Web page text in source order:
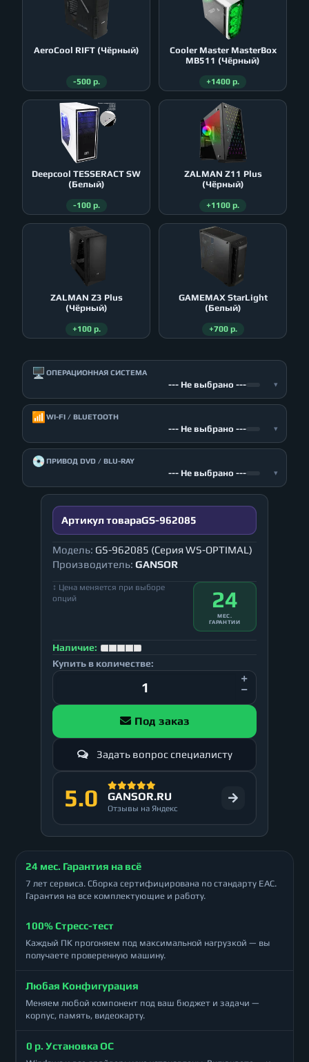
AeroСool RIFT (Чёрный)
-500 р.
Cooler Master MasterBox
MB511 (Чёрный)
+1400 р.
Deepcool TESSERACT SW
(Белый)
-100 р.
ZALMAN Z11 Plus
(Чёрный)
+1100 р.
ZALMAN Z3 Plus
(Чёрный)
+100 р.
GAMEMAX StarLight
(Белый)
+700 р.
🖥️ ОПЕРАЦИОННАЯ СИСТЕМА
--- Не выбрано --- ▾
📶 WI-FI / BLUETOOTH
--- Не выбрано --- ▾
💿ПРИВОД DVD / BLU-RAY
--- Не выбрано --- ▾
Артикул товараGS-962085
Модель: GS-962085 (Серия WS-OPTIMAL)
Производитель: GANSOR
↕ Цена меняется при выборе
опций
24
МЕС.
ГАРАНТИИ
Наличие:
Купить в количестве:
Под заказ
Задать вопрос специалисту
5.0 GANSOR.RU
Отзывы на Яндекс
24 мес. Гарантия на всё
7 лет сервиса. Сборка сертифицирована по стандарту ЕАС.
Гарантия на все комплектующие и работу.
100% Стресс-тест
Каждый ПК прогоняем под максимальной нагрузкой — вы
получаете проверенную машину.
Любая Конфигурация
Меняем любой компонент под ваш бюджет и задачи —
корпус, память, видеокарту.
0 р. Установка ОС